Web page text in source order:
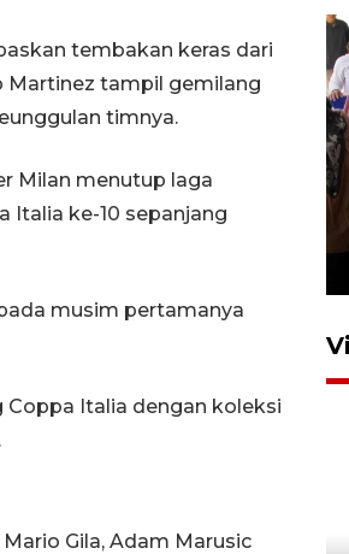
tembakan keras dari
Martinez tampil gemilang
timnya.
Milan menutup laga
Italia ke-10 sepanjang
musim pertamanya
Italia dengan koleksi
Gila, Adam Marusic
juara Piala
2026